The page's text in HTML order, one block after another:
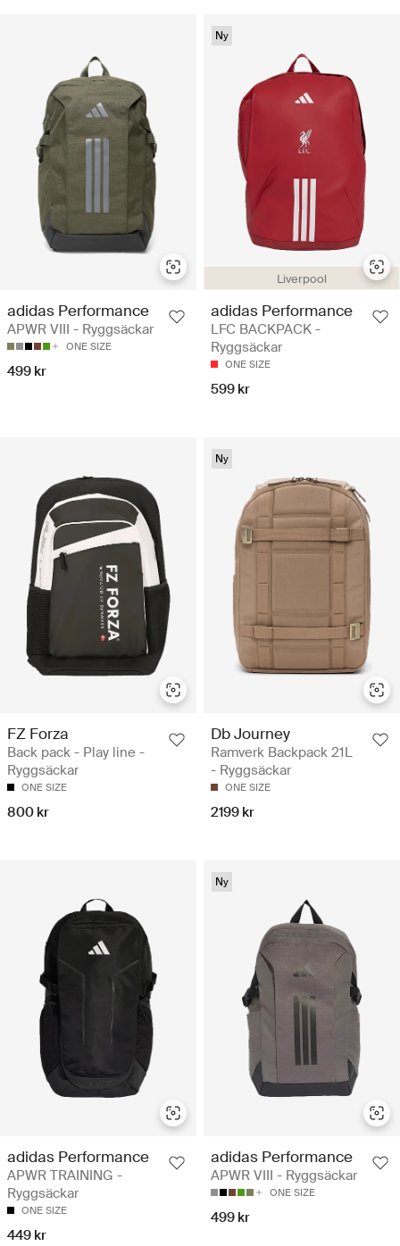
adidas Performance
APWR VIII - Ryggsäckar
ONE SIZE
499 kr
Liverpool
Ny
adidas Performance
LFC BACKPACK -
Ryggsäckar
ONE SIZE
599 kr
FZ Forza
Back pack - Play line -
Ryggsäckar
ONE SIZE
800 kr
Ny
Db Journey
Ramverk Backpack 21L
- Ryggsäckar
ONE SIZE
2199 kr
adidas Performance
APWR TRAINING -
Ryggsäckar
ONE SIZE
449 kr
Ny
adidas Performance
APWR VIII - Ryggsäckar
ONE SIZE
499 kr